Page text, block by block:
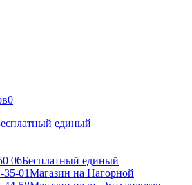
0
единый
06Бесплатный единый
35-01Магазин на Нагорной